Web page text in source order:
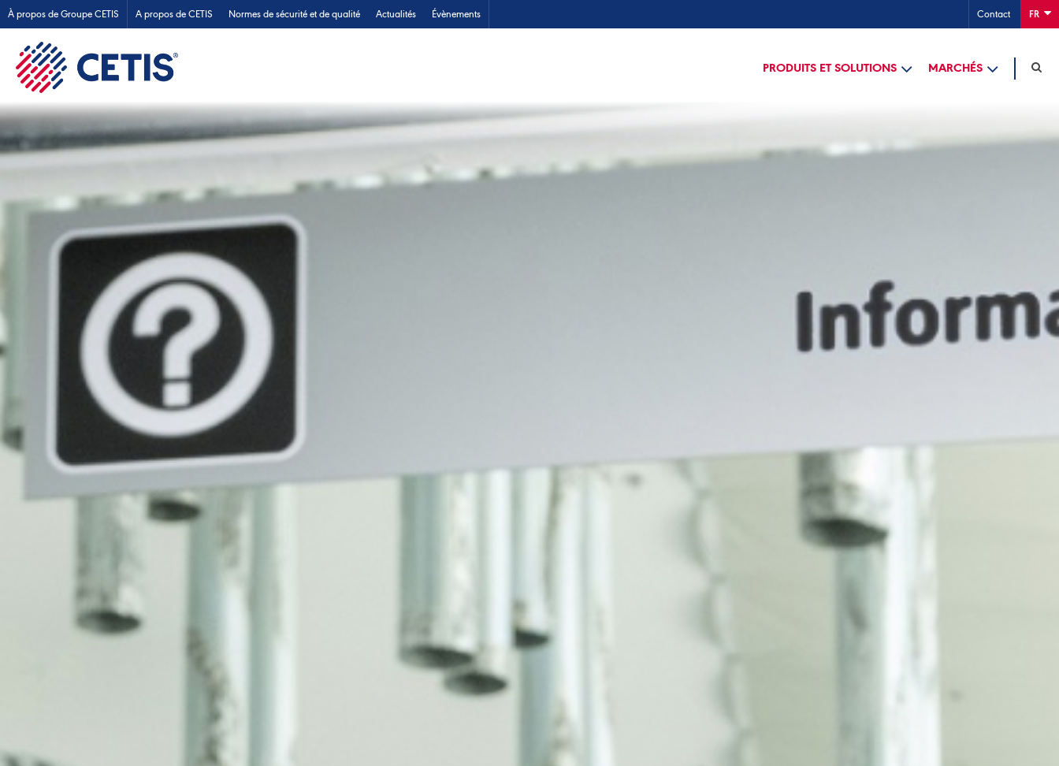
À propos de Groupe CETIS A propos de CETIS Normes de sécurité et de qualité Actualités Évènements Contact FR
PRODUITS ET SOLUTIONS MARCHÉS